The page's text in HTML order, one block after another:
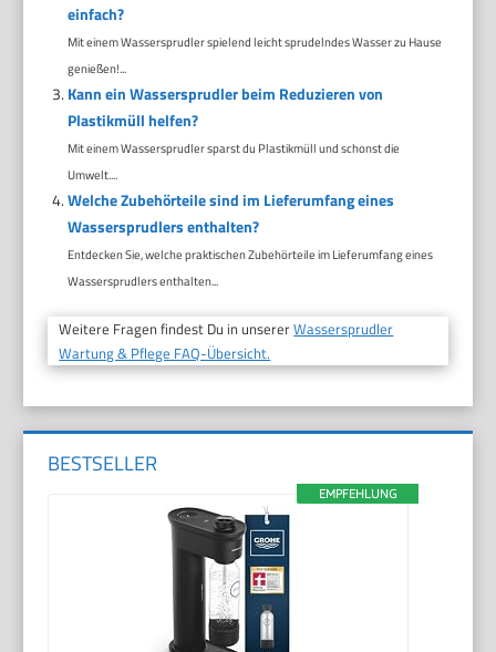
einfach?
Mit einem Wassersprudler spielend leicht sprudelndes Wasser zu Hause
genießen!...
Kann ein Wassersprudler beim Reduzieren von
Plastikmüll helfen?
Mit einem Wassersprudler sparst du Plastikmüll und schonst die
Umwelt....
Welche Zubehörteile sind im Lieferumfang eines
Wassersprudlers enthalten?
Entdecken Sie, welche praktischen Zubehörteile im Lieferumfang eines
Wassersprudlers enthalten...
Weitere Fragen findest Du in unsererWassersprudler
Wartung & Pflege FAQ-Übersicht.
BESTSELLER
EMPFEHLUNG